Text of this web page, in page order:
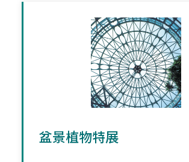
盆景植物特展